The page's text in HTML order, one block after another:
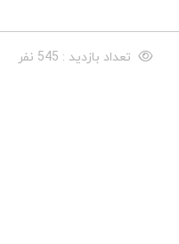
تعداد بازدید : 545 نفر